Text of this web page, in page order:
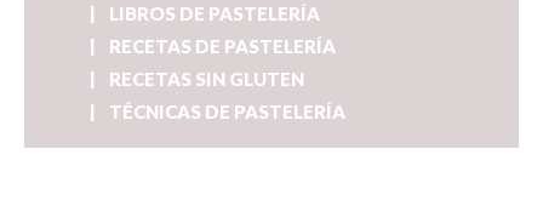
LIBROS DE PASTELERÍA
RECETAS DE PASTELERÍA
RECETAS SIN GLUTEN
TÉCNICAS DE PASTELERÍA